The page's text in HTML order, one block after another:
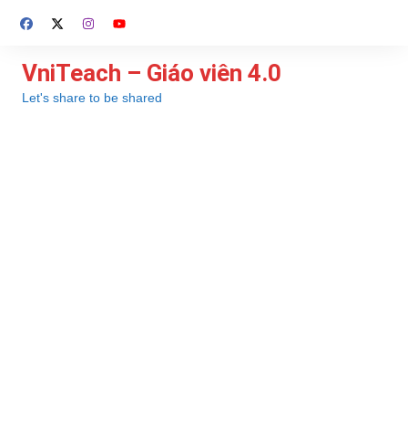
đến
dung
VniTeach – Giáo viên 4.0
Let's share to be shared